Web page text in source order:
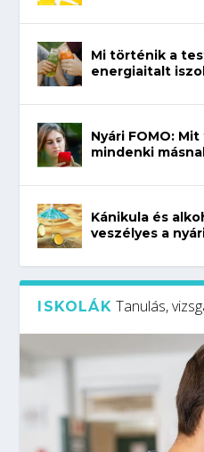
Mi történik a
energiaitalt
Nyári FOMO:
mindenki
Kánikula és
veszélyes a
ISKOLÁK Tanulás,